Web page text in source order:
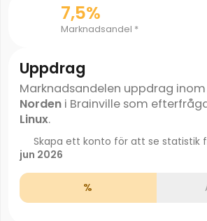
7,5%
Marknadsandel *
Uppdrag
Marknadsandelen uppdrag inom
Nordeni Brainville som
Linux.
Skapa ett konto för att se statistik
jun 2026
%